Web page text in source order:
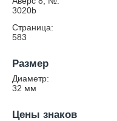
3020b
Страница:
583
Размер
Диаметр:
32 мм
Цены знаков